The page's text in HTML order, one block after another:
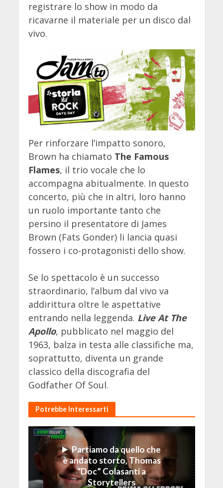
registrare lo show in modo da
ricavarne il materiale per un disco dal
vivo.
Per rinforzare l’impatto sonoro,
Brown ha chiamato The Famous
Flames, il trio vocale che lo
accompagna abitualmente. In questo
concerto, più che in altri, loro hanno
un ruolo importante tanto che
persino il presentatore di James
Brown (Fats Gonder) li lancia quasi
fossero i co-protagonisti dello show.
Se lo spettacolo è un successo
straordinario, l’album dal vivo va
addirittura oltre le aspettative
entrando nella leggenda. Live At The
Apollo, pubblicato nel maggio del
1963, balza in testa alle classifiche ma,
soprattutto, diventa un grande
classico della discografia del
Godfather Of Soul.
Potrebbe Interessarti
Partiamo da quello che
è andato storto, Thomas
“Doc” Colasanti a
Storytellers